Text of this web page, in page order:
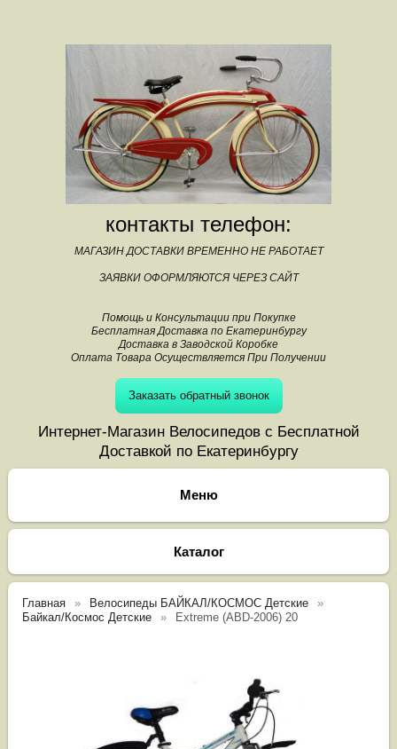
контакты телефон:
МАГАЗИН ДОСТАВКИ ВРЕМЕННО НЕ РАБОТАЕТ
ЗАЯВКИ ОФОРМЛЯЮТСЯ ЧЕРЕЗ САЙТ
Помощь и Консультации при Покупке
Бесплатная Доставка по Екатеринбургу
Доставка в Заводской Коробке
Оплата Товара Осуществляется При Получении
Заказать обратный звонок
Интернет-Магазин Велосипедов с Бесплатной
Доставкой по Екатеринбургу
Каталог
Главная
Велосипеды БАЙКАЛ/КОСМОС Детские
Байкал/Космос Детские
Extreme (ABD-2006) 20